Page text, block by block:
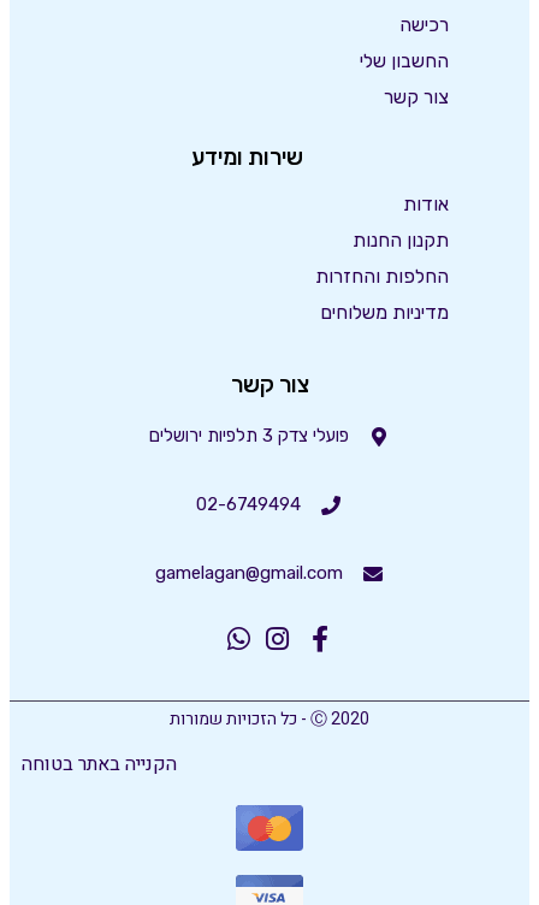
רכישה
החשבון שלי
צור קשר
שירות ומידע
אודות
תקנון החנות
החלפות והחזרות
מדיניות משלוחים
צור קשר
פועלי צדק 3 תלפיות ירושלים
02-6749494
gamelagan@gmail.com
Ⓒ 2020 - כל הזכויות שמורות
הקנייה באתר בטוחה